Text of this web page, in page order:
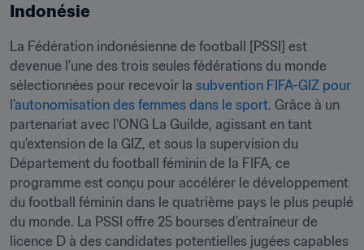
Indonésie
La Fédération indonésienne de football [PSSI] est
devenue l'une des trois seules fédérations du monde
sélectionnées pour recevoir la subvention FIFA-GIZ pour
l'autonomisation des femmes dans le sport. Grâce à un
partenariat avec l'ONG La Guilde, agissant en tant
qu'extension de la GIZ, et sous la supervision du
Département du football féminin de la FIFA, ce
programme est conçu pour accélérer le développement
du football féminin dans le quatrième pays le plus peuplé
du monde. La PSSI offre 25 bourses d'entraîneur de
licence D à des candidates potentielles jugées capables